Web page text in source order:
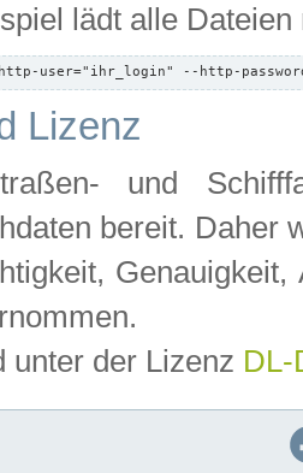
lädt alle
user="ihr_login" --http-
Lizenz
und
bereit. Daher
unter der Lizenz